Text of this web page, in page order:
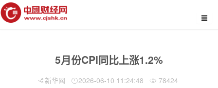
5月份CPI同比上涨1.2%
新华网 2026-06-10 11:24:48 78424